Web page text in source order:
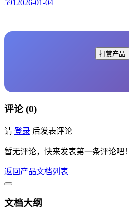
591 2026-01-04
打赏产品
评论 (0)
请 登录 后发表评论
暂无评论，快来发表第一条评论吧！
返回产品文档列表
文档大纲